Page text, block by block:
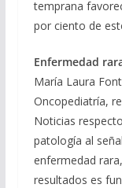
temprana
por ciento de
Enfermedad
María Laura
Oncopediatría,
Noticias
patología al
enfermedad
resultados es